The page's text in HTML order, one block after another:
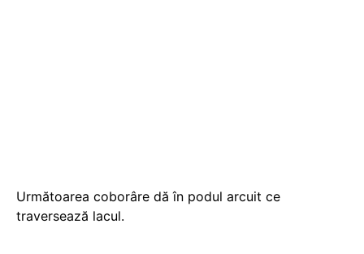
Următoarea coborâre dă în podul arcuit ce
traversează lacul.